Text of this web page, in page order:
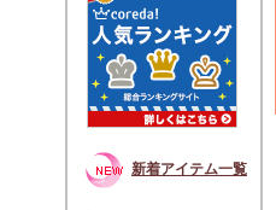
新着アイテム一覧